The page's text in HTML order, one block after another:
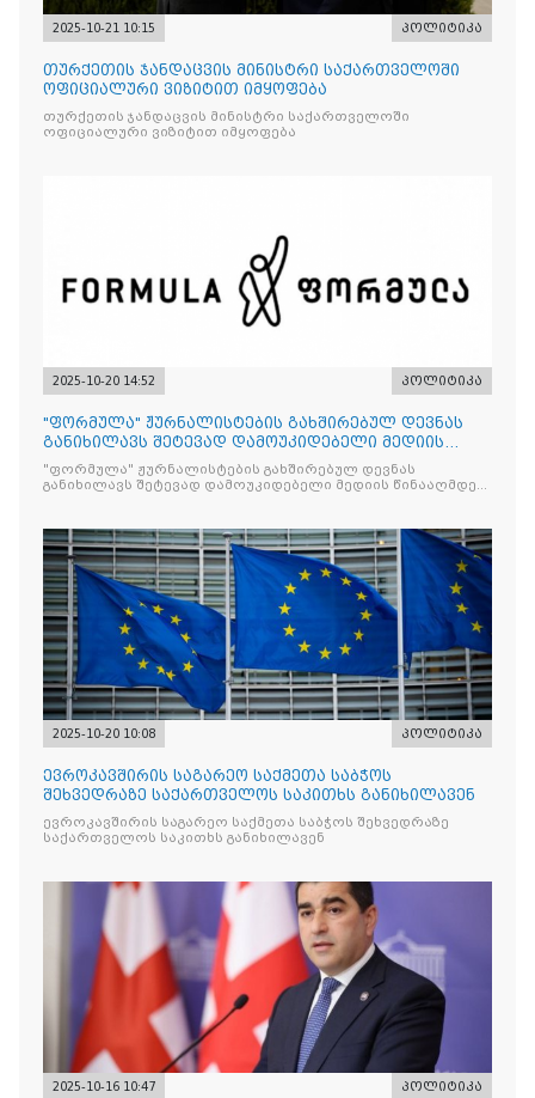
2025-10-21 10:15 პოლიტიკა
თურქეთის ჯანდაცვის მინისტრი საქართველოში
ოფიციალური ვიზიტით იმყოფება
თურქეთის ჯანდაცვის მინისტრი საქართველოში
ოფიციალური ვიზიტით იმყოფება
2025-10-20 14:52 პოლიტიკა
"ფორმულა" ჟურნალისტების გახშირებულ დევნას
განიხილავს შეტევად დამოუკიდებელი მედიის
წინააღმდ
"ფორმულა" ჟურნალისტების გახშირებულ დევნას
განიხილავს შეტევად დამოუკიდებელი მედიის წინააღმდეგ,
2025-10-20 10:08 პოლიტიკა
ევროკავშირის საგარეო საქმეთა საბჭოს
შეხვედრაზე საქართველოს საკითხს განიხილავენ
ევროკავშირის საგარეო საქმეთა საბჭოს შეხვედრაზე
საქართველოს საკითხს განიხილავენ
2025-10-16 10:47 პოლიტიკა